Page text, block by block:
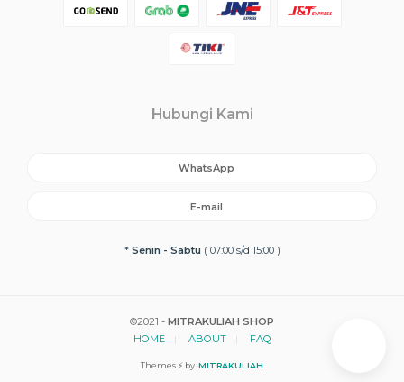
Hubungi Kami
WhatsApp
E-mail
* Senin - Sabtu ( 07:00 s/d 15:00 )
©2021 - MITRAKULIAH SHOP
HOME
ABOUT FAQ
Themes ⚡ by. MITRAKULIAH